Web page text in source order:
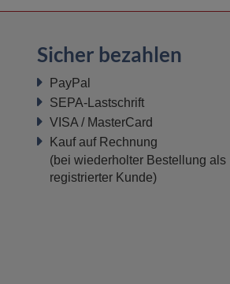
Sicher bezahlen
PayPal
SEPA-Lastschrift
VISA / MasterCard
Kauf auf Rechnung
(bei wiederholter Bestellung als
registrierter Kunde)